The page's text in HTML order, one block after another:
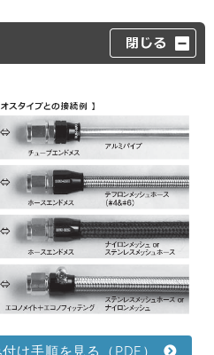
け手順を見る（PDF）